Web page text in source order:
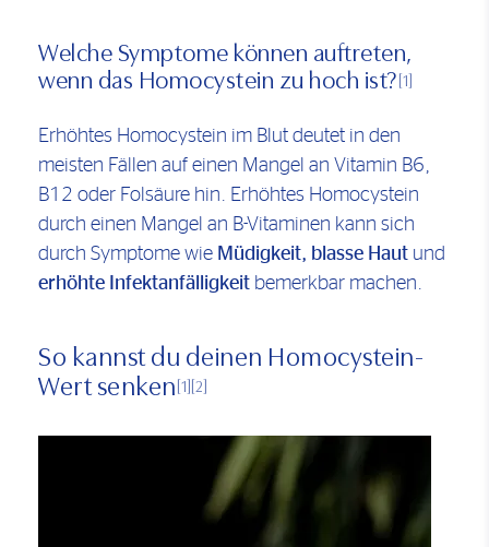
Welche Symptome können auftreten,
wenn das Homocystein zu hoch ist? [1]
Erhöhtes Homocystein im Blut deutet in den
meisten Fällen auf einen Mangel an Vitamin B6,
B12 oder Folsäure hin. Erhöhtes Homocystein
durch einen Mangel an B-Vitaminen kann sich
durch Symptome wie Müdigkeit, blasse Haut und
erhöhte Infektanfälligkeit bemerkbar machen.
So kannst du deinen Homocystein-
Wert senken [1] [2]